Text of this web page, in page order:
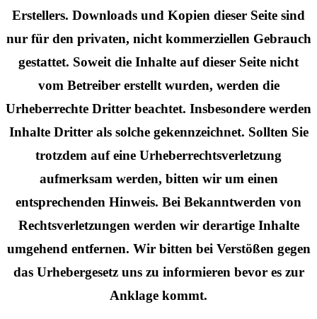
Erstellers. Downloads und Kopien dieser Seite sind
nur für den privaten, nicht kommerziellen Gebrauch
gestattet. Soweit die Inhalte auf dieser Seite nicht
vom Betreiber erstellt wurden, werden die
Urheberrechte Dritter beachtet. Insbesondere werden
Inhalte Dritter als solche gekennzeichnet. Sollten Sie
trotzdem auf eine Urheberrechtsverletzung
aufmerksam werden, bitten wir um einen
entsprechenden Hinweis. Bei Bekanntwerden von
Rechtsverletzungen werden wir derartige Inhalte
umgehend entfernen. Wir bitten bei Verstößen gegen
das Urhebergesetz uns zu informieren bevor es zur
Anklage kommt.